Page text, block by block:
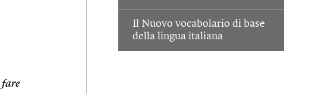
Il Nuovo vocabolario di base
della lingua italiana
fare